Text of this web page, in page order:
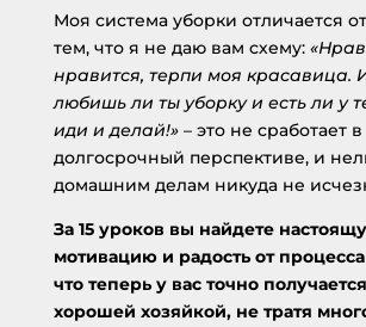
Моя система уборки отличается
тем, что я не даю вам схему:
нравится, терпи моя красавица.
любишь ли ты уборку и есть ли у
иди и делай!»– это не сработает в
долгосрочный перспективе, и
домашним делам никуда не
За 15 уроков вы найдете
мотивацию и радость от процесса
что теперь у вас точно
хорошей хозяйкой, не тратя